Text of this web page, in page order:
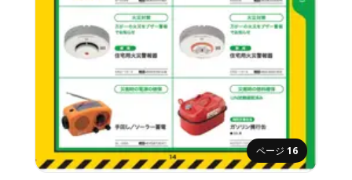
ページ 16